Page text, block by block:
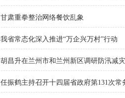
甘肃重拳整治网络餐饮乱象
我省常态化深入推进“万企兴万村”行动
胡昌升在兰州市和兰州新区调研防汛减
任振鹤主持召开十四届省政府第131次常